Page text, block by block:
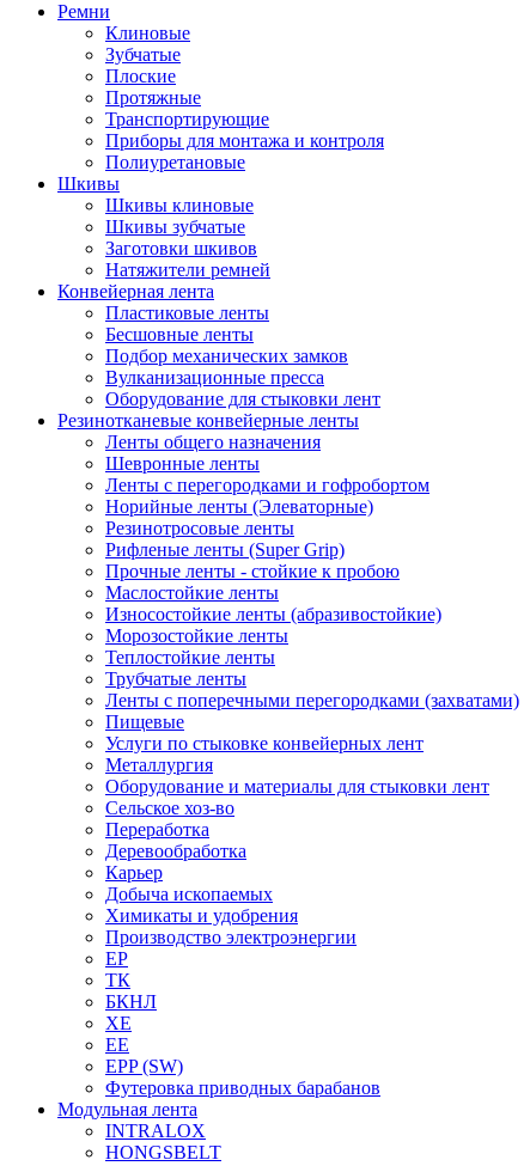
Ремни
Клиновые
Зубчатые
Плоские
Протяжные
Транспортирующие
Приборы для монтажа и контроля
Полиуретановые
Шкивы
Шкивы клиновые
Шкивы зубчатые
Заготовки шкивов
Натяжители ремней
Конвейерная лента
Пластиковые ленты
Бесшовные ленты
Подбор механических замков
Вулканизационные пресса
Оборудование для стыковки лент
Резинотканевые конвейерные ленты
Ленты общего назначения
Шевронные ленты
Ленты с перегородками и гофробортом
Норийные ленты (Элеваторные)
Резинотросовые ленты
Рифленые ленты (Super Grip)
Прочные ленты - стойкие к пробою
Маслостойкие ленты
Износостойкие ленты (абразивостойкие)
Морозостойкие ленты
Теплостойкие ленты
Трубчатые ленты
Ленты с поперечными перегородками (захватами)
Пищевые
Услуги по стыковке конвейерных лент
Металлургия
Оборудование и материалы для стыковки лент
Сельское хоз-во
Переработка
Деревообработка
Карьер
Добыча ископаемых
Химикаты и удобрения
Производство электроэнергии
EP
ТК
БКНЛ
XE
EE
EPP (SW)
Футеровка приводных барабанов
Модульная лента
INTRALOX
HONGSBELT